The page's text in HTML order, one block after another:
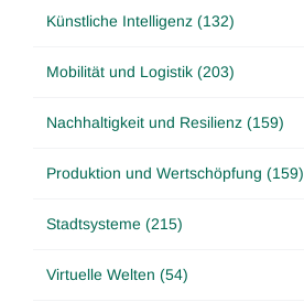
Künstliche Intelligenz (132)
Mobilität und Logistik (203)
Nachhaltigkeit und Resilienz (159)
Produktion und Wertschöpfung (159)
Stadtsysteme (215)
Virtuelle Welten (54)